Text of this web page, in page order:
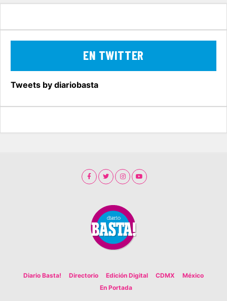
EN TWITTER
Tweets by diariobasta
Diario Basta! Directorio Edición Digital CDMX
México
En Portada